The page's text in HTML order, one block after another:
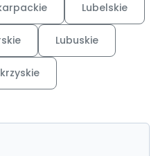
Lubelskie
Lubuskie